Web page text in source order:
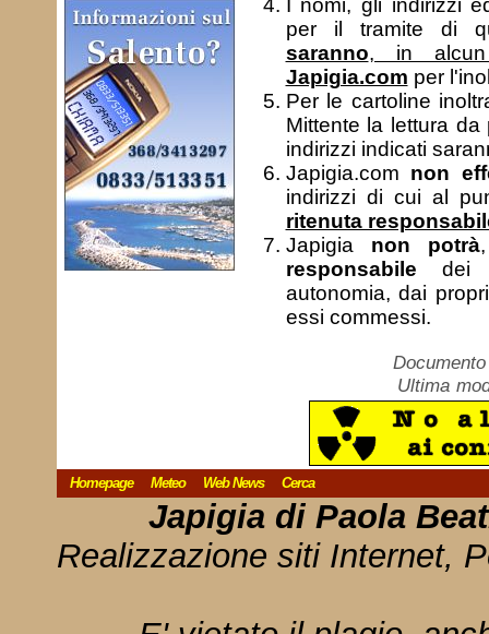
I nomi, gli indirizzi
per il tramite di
saranno, in
Japigia.com per
Per le cartoline
Mittente la lettura
indirizzi indicati
Japigia.com non
indirizzi di cui al
ritenuta
Japigia non potrà
responsabile dei
autonomia, dai
essi commessi.
Ultima
Homepage Meteo Web News Cerca
Japigia di Paola
Realizzazione siti Internet,